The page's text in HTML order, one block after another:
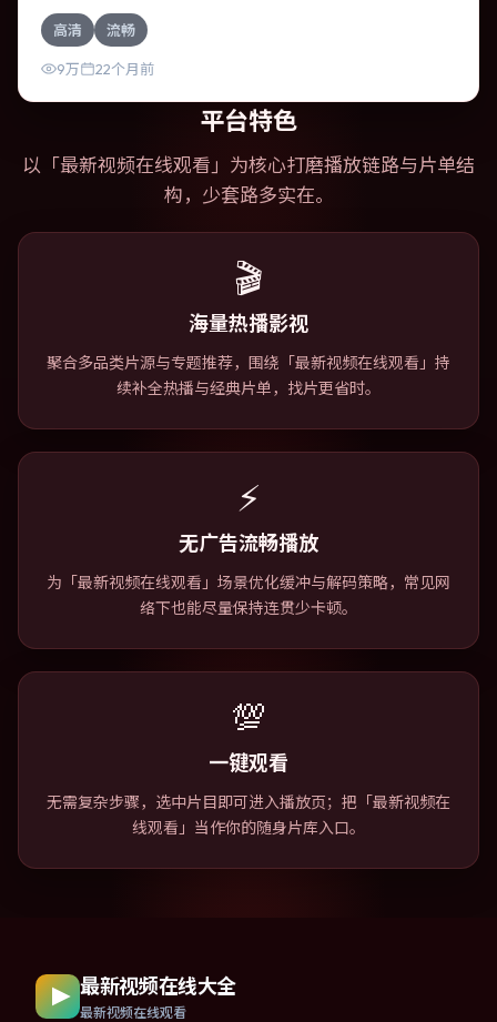
陆，围绕一次意外选择展开连锁反应；配乐与色彩高度服务
于主题，结尾留白耐人寻味。
高清 流畅
9万 22个月前
平台特色
以「最新视频在线观看 」为核心打磨播放链路与片单结
构，少套路多实在。
🎬
海量热播影视
聚合多品类片源与专题推荐，围绕「最新视频在线观看」持
续补全热播与经典片单，找片更省时。
⚡
无广告流畅播放
为「最新视频在线观看」场景优化缓冲与解码策略，常见网
络下也能尽量保持连贯少卡顿。
💯
一键观看
无需复杂步骤，选中片目即可进入播放页；把「最新视频在
线观看」当作你的随身片库入口。
最新视频在线大全
最新视频在线观看